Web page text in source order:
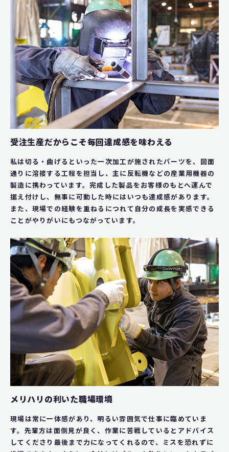
受注生産だからこそ毎回達成感を味わえる
私は切る・曲げるといった一次加工が施されたパーツを、図面
通りに溶接する工程を担当し、主に反転機などの産業用機器の
製造に携わっています。完成した製品をお客様のもとへ運んで
据え付けし、無事に可動した時にはいつも達成感があります。
また、現場での経験を重ねるにつれて自分の成長を実感できる
ことがやりがいにもつながっています。
メリハリの利いた職場環境
現場は常に一体感があり、明るい雰囲気で仕事に臨めていま
す。先輩方は面倒見が良く、作業に苦戦しているとアドバイス
してくださり最後まで力になってくれるので、ミスを恐れずに